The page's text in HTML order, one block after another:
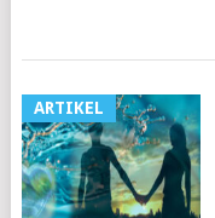
ARTIKEL